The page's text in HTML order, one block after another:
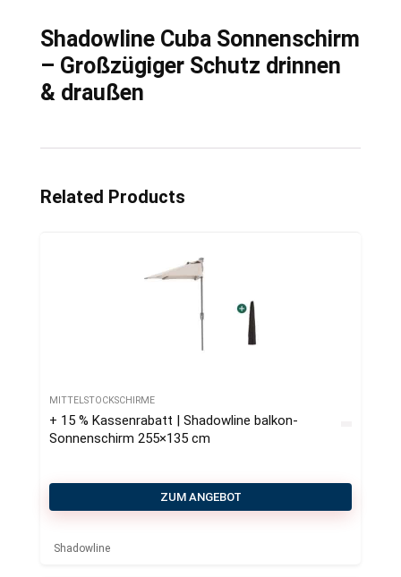
Shadowline Cuba Sonnenschirm
– Großzügiger Schutz drinnen
& draußen
Related Products
MITTELSTOCKSCHIRME
+ 15 % Kassenrabatt | Shadowline balkon-
Sonnenschirm 255×135 cm
ZUM ANGEBOT
Shadowline